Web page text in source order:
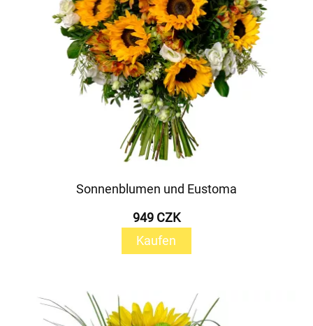
Sonnenblumen und Eustoma
949 CZK
Kaufen